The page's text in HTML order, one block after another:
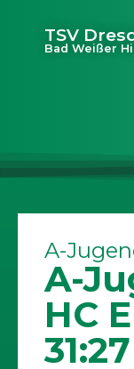
TSV
Bad Weißer
A-
A-
HC